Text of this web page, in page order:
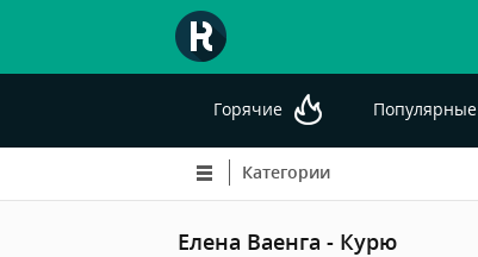
Горячие Популярные
Категории
Елена Ваенга - Курю